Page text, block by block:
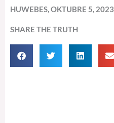
HUWEBES, OKTUBRE 5, 2023
SHARE THE TRUTH